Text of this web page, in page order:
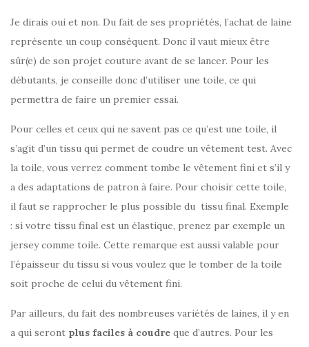
Je dirais oui et non. Du fait de ses propriétés, l’achat de laine
représente un coup conséquent. Donc il vaut mieux être
sûr(e) de son projet couture avant de se lancer. Pour les
débutants, je conseille donc d’utiliser une toile, ce qui
permettra de faire un premier essai.
Pour celles et ceux qui ne savent pas ce qu’est une toile, il
s’agit d’un tissu qui permet de coudre un vêtement test. Avec
la toile, vous verrez comment tombe le vêtement fini et s’il y
a des adaptations de patron à faire. Pour choisir cette toile,
il faut se rapprocher le plus possible du tissu final. Exemple
: si votre tissu final est un élastique, prenez par exemple un
jersey comme toile. Cette remarque est aussi valable pour
l’épaisseur du tissu si vous voulez que le tomber de la toile
soit proche de celui du vêtement fini.
Par ailleurs, du fait des nombreuses variétés de laines, il y en
a qui seront plus faciles à coudre que d’autres. Pour les